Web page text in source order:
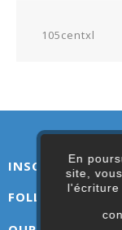
En
site,
l'écriture
105centxl
INSCRIVEZ-
FOLLOW US